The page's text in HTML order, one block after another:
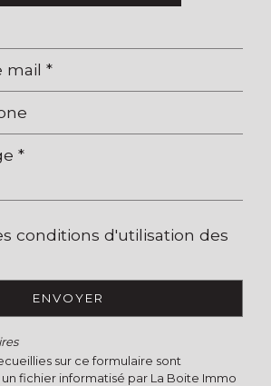
conditions d'utilisation des
ENVOYER
sur ce formulaire sont
fichier informatisé par La Boite Immo